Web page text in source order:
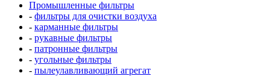
Промышленные фильтры
- фильтры для очистки воздуха
- карманные фильтры
- рукавные фильтры
- патронные фильтры
- угольные фильтры
- пылеулавливающий агрегат